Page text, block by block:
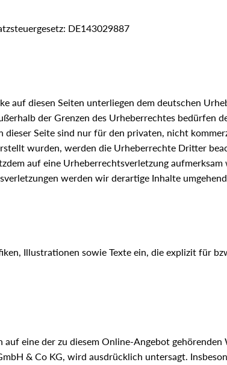
DE143029887
auf diesen Seiten unterliegen dem deutschen
der Grenzen des Urheberrechtes bedürfen
Seite sind nur für den privaten, nicht
wurden, werden die Urheberrechte Dritter
auf eine Urheberrechtsverletzung
werden wir derartige Inhalte
Illustrationen sowie Texte ein, die explizit für
eine der zu diesem Online-Angebot gehörenden
& Co KG, wird ausdrücklich untersagt.